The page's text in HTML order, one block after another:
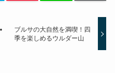
ブルサの大自然を満喫！四
季を楽しめるウルダー山